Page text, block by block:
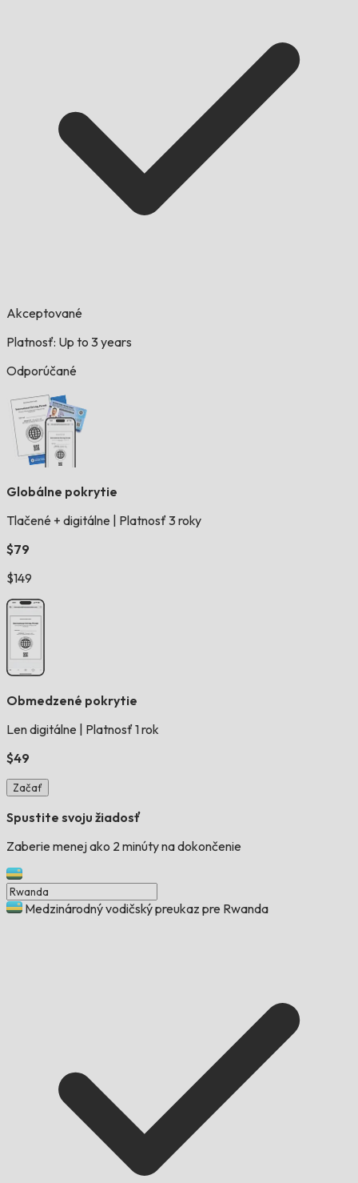
Akceptované
Platnosť: Up to 3 years
Odporúčané
Globálne pokrytie
Tlačené + digitálne
Platnosť 3 roky
$79
$149
Obmedzené pokrytie
Len digitálne
Platnosť 1 rok
$49
Začať
Spustite svoju žiadosť
Zaberie menej ako 2 minúty na dokončenie
Medzinárodný vodičský preukaz pre Rwanda